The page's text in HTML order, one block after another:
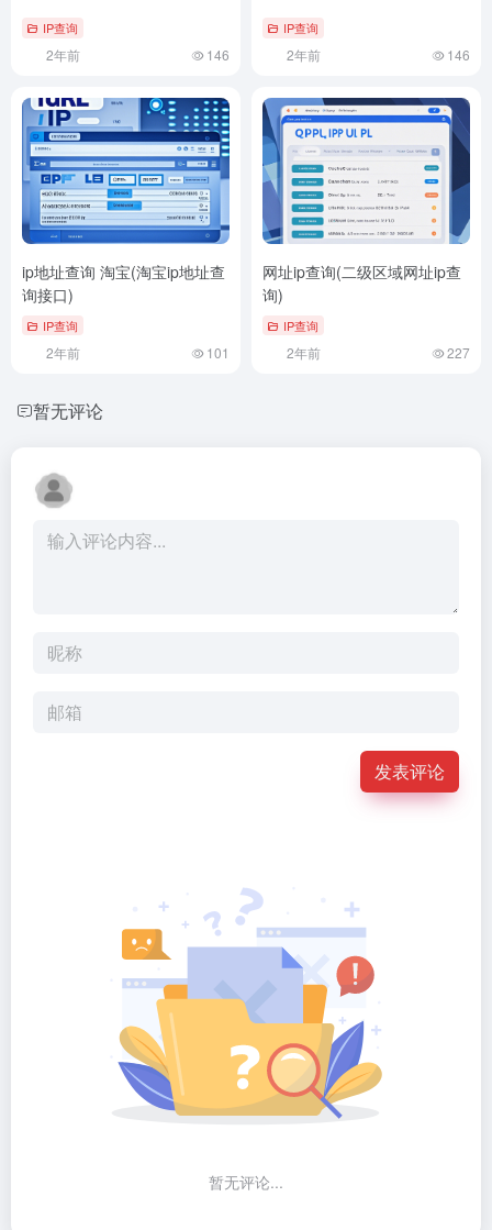
IP查询
2年前 146
IP查询
2年前 146
ip地址查询 淘宝(淘宝ip地址查
询接口)
IP查询
2年前 101
网址ip查询(二级区域网址ip查
询)
IP查询
2年前 227
暂无评论
发表评论
暂无评论...